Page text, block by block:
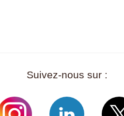
Suivez-nous sur :